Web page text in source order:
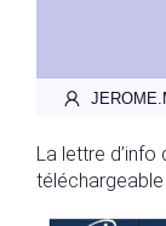
La lettre
téléchargeable